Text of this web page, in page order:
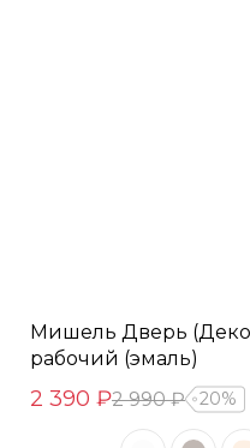
Мишель Дверь
рабочий (эмаль)
2 390 ₽2 990 ₽ 20%